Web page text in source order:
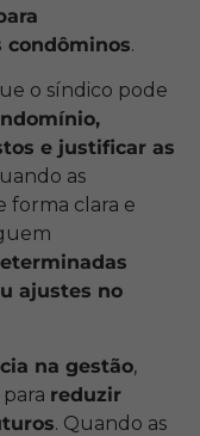
condôminos.
o síndico pode
e justificar as
as
forma clara e
ajustes no
na gestão,
reduzir
. Quando as